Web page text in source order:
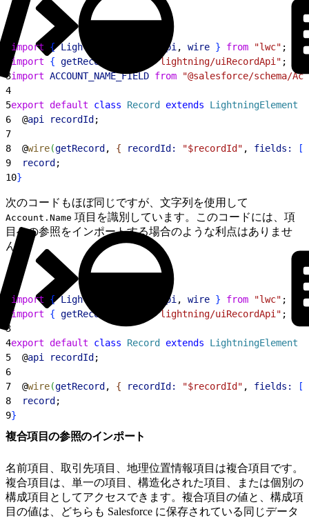
import { LightningElement api , wire } from "lwc" ;
import { getRecord "lightning/uiRecordApi" ;
3import ACCOUNT_NAME_FIELD from "@salesforce/schema/
4
5export default class Record extends LightningElement
6
  @
api recordId ;
7
8
  @
wire(getRecord , { recordId: "$recordId" , fields: [
9
  record
;
10}
次のコードもほぼ同じですが、文字列を使用して
Account.Name 項目を識別しています。このコードには、項
目への参照をインポートする場合のような利点はありませ
ん。
import { LightningElement api , wire } from "lwc" ;
import { getRecord "lightning/uiRecordApi" ;
3
4export default class Record extends LightningElement
5
  @
api recordId ;
6
7
  @
wire(getRecord , { recordId: "$recordId" , fields: [
8
  record
;
9}
複合項目の参照のインポート
名前項目、取引先項目、地理位置情報項目は複合項目です。
複合項目は、単一の項目、構造化された項目、または個別の
構成項目としてアクセスできます。複合項目の値と、構成項
目の値は、どちらも Salesforce に保存されている同じデータ